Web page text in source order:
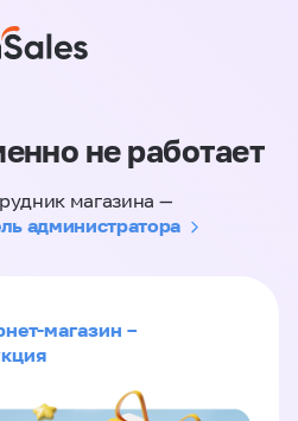
не работает
магазина —
администратора
магазин –